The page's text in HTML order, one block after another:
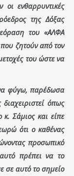
ενθαρρυντικές
της Δόξας
του «ΑΛΦΑ
ζητούν από τον
του ώστε να
φύγω, παρέδωσα
όπως
Σάμιος και είπε
ότι ο καθένας
προσωπικό
πρέπει να το
αυτό το σημείο